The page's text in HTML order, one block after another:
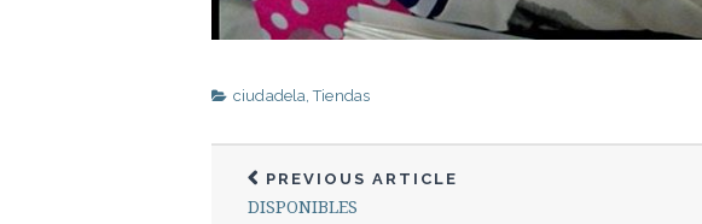
ciudadela ,Tiendas
PREVIOUS ARTICLE
DISPONIBLES